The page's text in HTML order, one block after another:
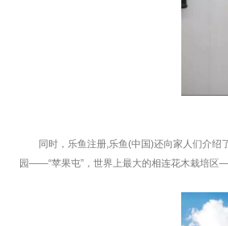
同时，乐鱼注册,乐鱼(中国)还向家人们介
园——“苹果屯”，世界上最大的相连花木栽培区